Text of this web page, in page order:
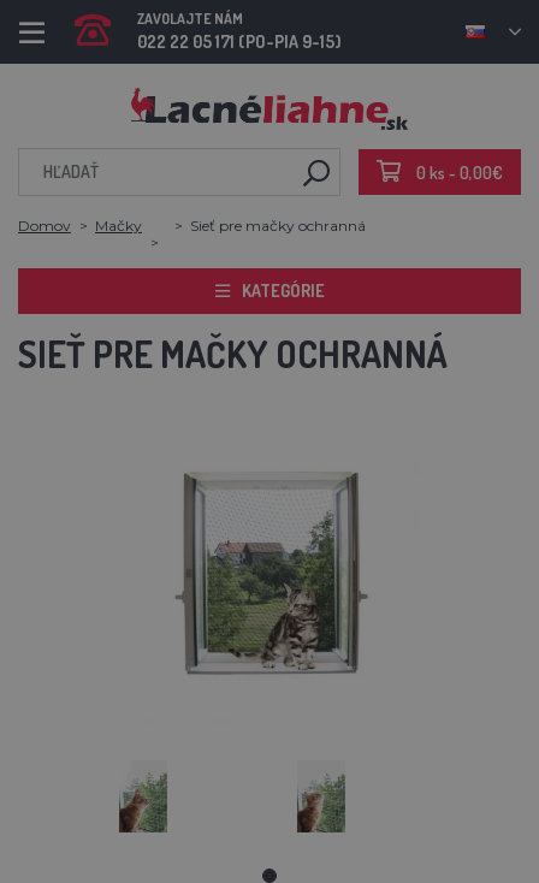
ZAVOLAJTE NÁM
022 22 05 171 (PO-PIA 9-15)
0 ks - 0,00€
Domov Mačky Sieť pre mačky ochranná
KATEGÓRIE
SIEŤ PRE MAČKY OCHRANNÁ